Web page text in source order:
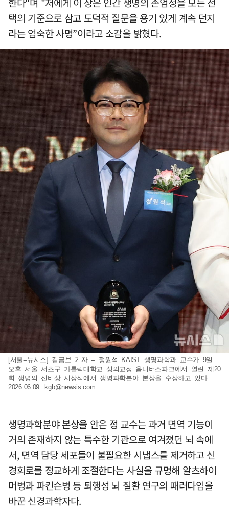
택의 기준으로 삼고 도덕적 질문을 용기 있게 계속 던지
라는 엄숙한 사명”이라고 소감을 밝혔다.
[서울=뉴시스] 김금보 기자 = 정원석 KAIST 생명과학과 교수가 9일
오후 서울 서초구 가톨릭대학교 성의교정 옴니버스파크에서 열린 제20
회 생명의 신비상 시상식에서 생명과학분야 본상을 수상하고 있다.
2026.06.09. kgb@newsis.com
생명과학분야 본상을 안은 정 교수는 과거 면역 기능이
거의 존재하지 않는 특수한 기관으로 여겨졌던 뇌 속에
서, 면역 담당 세포들이 불필요한 시냅스를 제거하고 신
경회로를 정교하게 조절한다는 사실을 규명해 알츠하이
머병과 파킨슨병 등 퇴행성 뇌 질환 연구의 패러다임을
바꾼 신경과학자다.